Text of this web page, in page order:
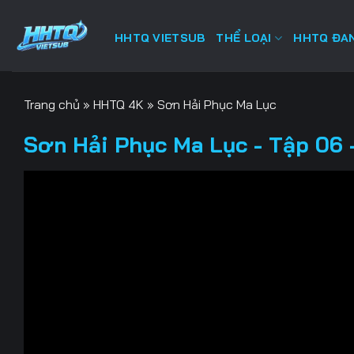
HHTQ VIETSUB THỂ LOẠI HHTQ
Trang chủ » HHTQ 4K » Sơn Hải Phục Ma Lục
Sơn Hải Phục Ma Lục - Tập 06